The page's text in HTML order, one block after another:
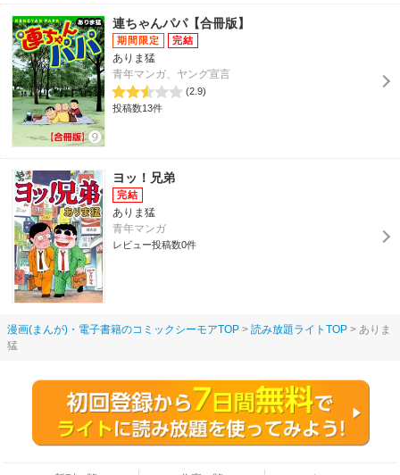
連ちゃんパパ【合冊版】
ありま猛
青年マンガ、ヤング宣言
(2.9)
投稿数13件
ヨッ！兄弟
ありま猛
青年マンガ
レビュー投稿数0件
漫画(まんが)・電子書籍のコミックシーモアTOP 読み放題ライトTOP
ありま
猛